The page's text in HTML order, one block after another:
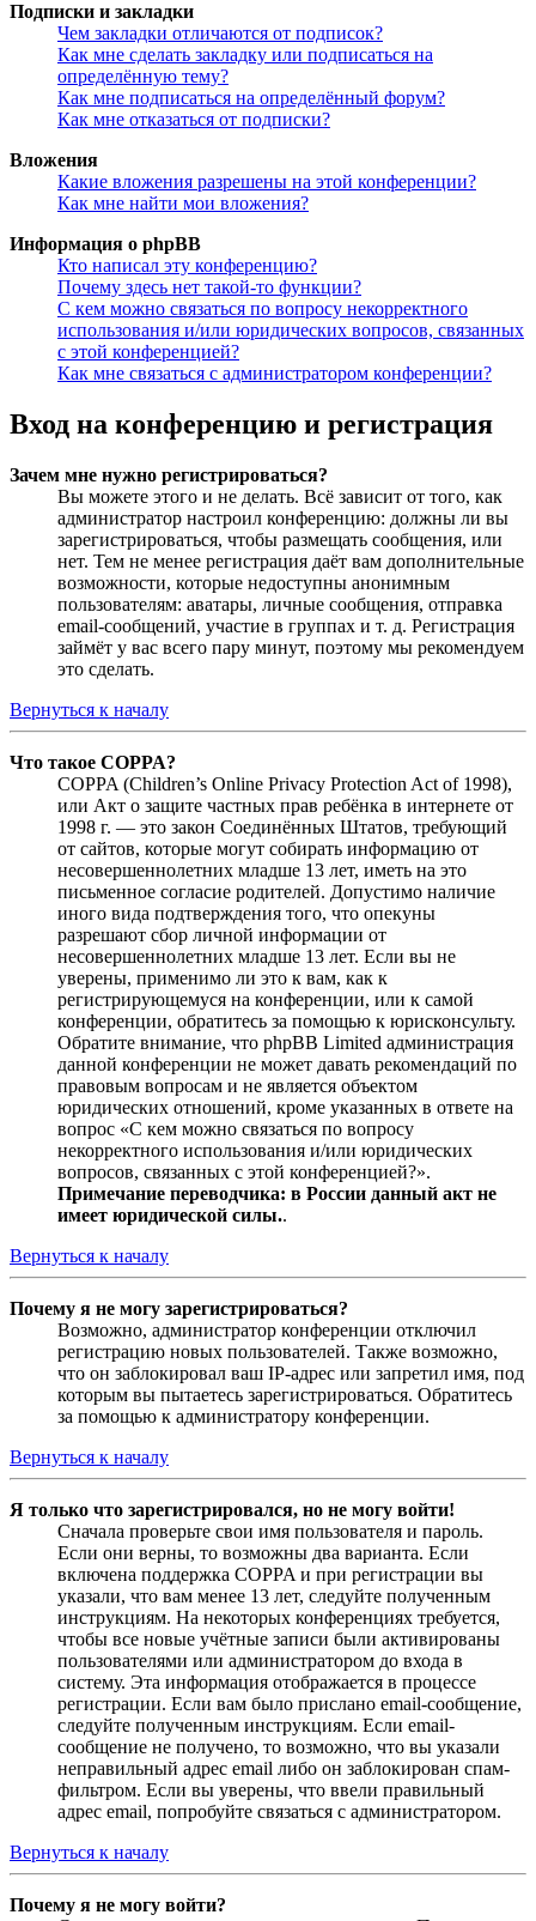
Подписки и закладки
Чем закладки отличаются от подписок?
Как мне сделать закладку или подписаться на
определённую тему?
Как мне подписаться на определённый форум?
Как мне отказаться от подписки?
Вложения
Какие вложения разрешены на этой конференции?
Как мне найти мои вложения?
Информация о phpBB
Кто написал эту конференцию?
Почему здесь нет такой-то функции?
С кем можно связаться по вопросу некорректного
использования и/или юридических вопросов, связанных
с этой конференцией?
Как мне связаться с администратором конференции?
Вход на конференцию и регистрация
Зачем мне нужно регистрироваться?
Вы можете этого и не делать. Всё зависит от того, как
администратор настроил конференцию: должны ли вы
зарегистрироваться, чтобы размещать сообщения, или
нет. Тем не менее регистрация даёт вам дополнительные
возможности, которые недоступны анонимным
пользователям: аватары, личные сообщения, отправка
email-сообщений, участие в группах и т. д. Регистрация
займёт у вас всего пару минут, поэтому мы рекомендуем
это сделать.
Вернуться к началу
Что такое COPPA?
COPPA (Children’s Online Privacy Protection Act of 1998),
или Акт о защите частных прав ребёнка в интернете от
1998 г. — это закон Соединённых Штатов, требующий
от сайтов, которые могут собирать информацию от
несовершеннолетних младше 13 лет, иметь на это
письменное согласие родителей. Допустимо наличие
иного вида подтверждения того, что опекуны
разрешают сбор личной информации от
несовершеннолетних младше 13 лет. Если вы не
уверены, применимо ли это к вам, как к
регистрирующемуся на конференции, или к самой
конференции, обратитесь за помощью к юрисконсульту.
Обратите внимание, что phpBB Limited администрация
данной конференции не может давать рекомендаций по
правовым вопросам и не является объектом
юридических отношений, кроме указанных в ответе на
вопрос «С кем можно связаться по вопросу
некорректного использования и/или юридических
вопросов, связанных с этой конференцией?».
Примечание переводчика: в России данный акт не
имеет юридической силы..
Вернуться к началу
Почему я не могу зарегистрироваться?
Возможно, администратор конференции отключил
регистрацию новых пользователей. Также возможно,
что он заблокировал ваш IP-адрес или запретил имя, под
которым вы пытаетесь зарегистрироваться. Обратитесь
за помощью к администратору конференции.
Вернуться к началу
Я только что зарегистрировался, но не могу войти!
Сначала проверьте свои имя пользователя и пароль.
Если они верны, то возможны два варианта. Если
включена поддержка COPPA и при регистрации вы
указали, что вам менее 13 лет, следуйте полученным
инструкциям. На некоторых конференциях требуется,
чтобы все новые учётные записи были активированы
пользователями или администратором до входа в
систему. Эта информация отображается в процессе
регистрации. Если вам было прислано email-сообщение,
следуйте полученным инструкциям. Если email-
сообщение не получено, то возможно, что вы указали
неправильный адрес email либо он заблокирован спам-
фильтром. Если вы уверены, что ввели правильный
адрес email, попробуйте связаться с администратором.
Вернуться к началу
Почему я не могу войти?